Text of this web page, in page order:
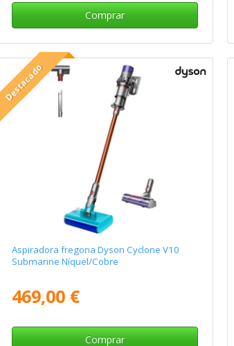
Comprar
Destacado
Aspiradora fregona Dyson Cyclone V10
Submarine Níquel/Cobre
469,00 €
Comprar